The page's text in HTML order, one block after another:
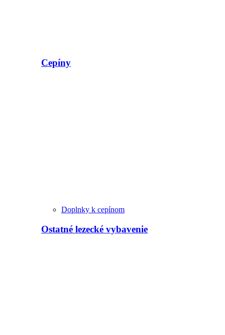
Cepíny
Doplnky k cepínom
Ostatné lezecké vybavenie